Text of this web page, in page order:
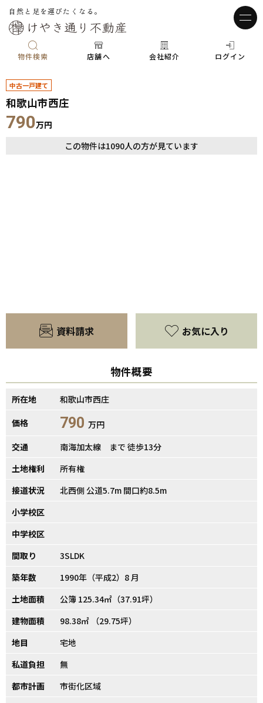
自然と足を運びたくなる。
物件検索 店舗へ 会社紹介 ログイン
中古一戸建て
和歌山市西庄
790万円
この物件は1090人の方が見ています
資料請求 お気に入り
物件概要
所在地
和歌山市西庄
価格
790 万円
交通
南海加太線 まで 徒歩13分
土地権利
所有権
接道状況
北西側 公道5.7m 間口約8.5m
小学校区
中学校区
間取り
3SLDK
築年数
1990年（平成2）8 月
土地面積
公簿 125.34㎡（37.91坪）
建物面積
98.38㎡ （29.75坪）
地目
宅地
私道負担
無
都市計画
市街化区域